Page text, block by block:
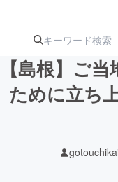
注
【島根】ご
ために立ち